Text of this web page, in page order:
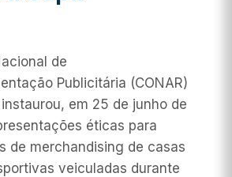
de
Publicitária (CONAR)
em 25 de junho de
éticas para
de merchandising de casas
veiculadas durante